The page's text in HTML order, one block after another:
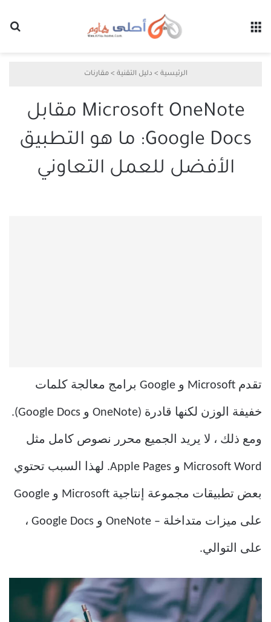
الرئيسية > دليل التقنية > مقارنات
Microsoft OneNote مقابل
Google Docs: ما هو التطبيق
الأفضل للعمل التعاوني
تقدم Microsoft و Google برامج معالجة كلمات
خفيفة الوزن لكنها قادرة (OneNote و Google Docs).
ومع ذلك ، لا يريد الجميع محرر نصوص كامل مثل
Microsoft Word و Apple Pages. لهذا السبب تحتوي
بعض تطبيقات مجموعة إنتاجية Microsoft و Google
على ميزات متداخلة – OneNote و Google Docs ،
على التوالي.